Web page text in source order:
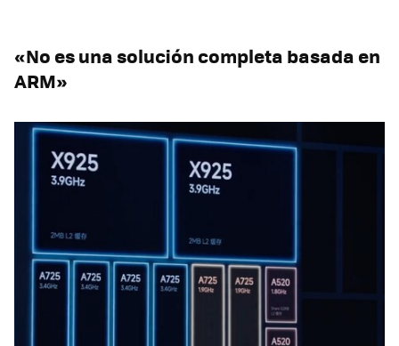
«No es una solución completa basada en
ARM»